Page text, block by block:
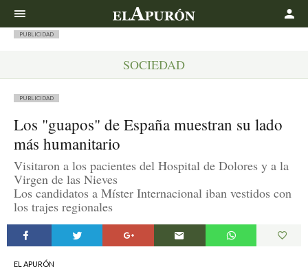
PUBLICIDAD
SOCIEDAD
PUBLICIDAD
Los "guapos" de España muestran su lado
más humanitario
Visitaron a los pacientes del Hospital de Dolores y a la
Virgen de las Nieves
Los candidatos a Míster Internacional iban vestidos con
los trajes regionales
EL APURÓN